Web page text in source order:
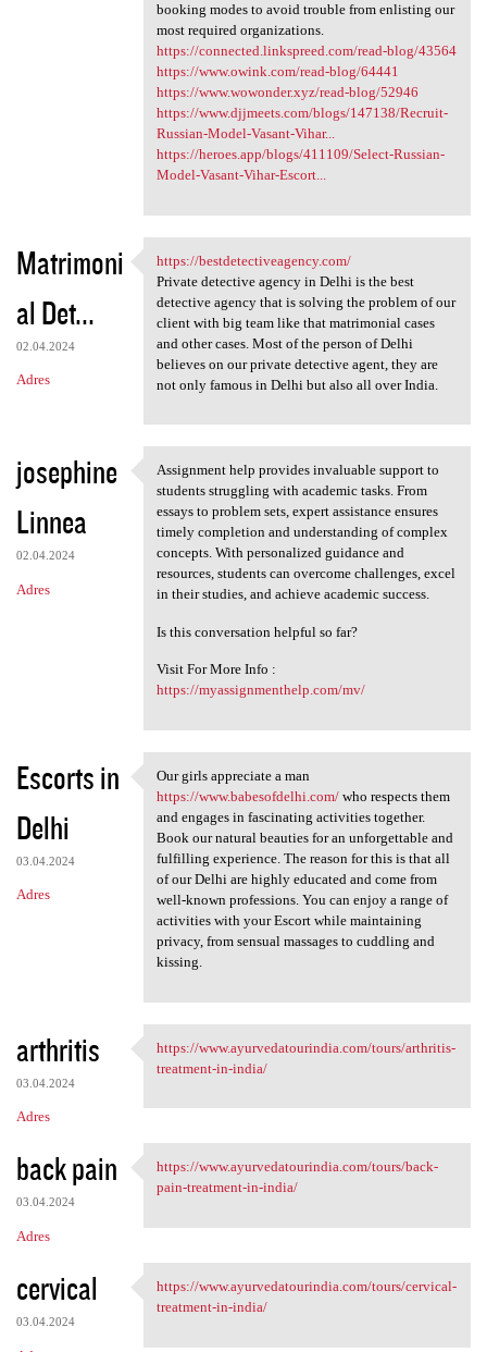
booking modes to avoid trouble from enlisting our
most required organizations.
https://connected.linkspreed.com/read-blog/43564
https://www.owink.com/read-blog/64441
https://www.wowonder.xyz/read-blog/52946
https://www.djjmeets.com/blogs/147138/Recruit-
Russian-Model-Vasant-Vihar...
https://heroes.app/blogs/411109/Select-Russian-
Model-Vasant-Vihar-Escort...
Matrimoni
al Det...
02.04.2024
Adres
https://bestdetectiveagency
https://bestdetectiveagency.com/
Private detective agency in Delhi is the best
detective agency that is solving the problem of our
client with big team like that matrimonial cases
and other cases. Most of the person of Delhi
believes on our private detective agent, they are
not only famous in Delhi but also all over India.
josephine
Linnea
02.04.2024
Adres
Assignment help provides
Assignment help provides invaluable support to
students struggling with academic tasks. From
essays to problem sets, expert assistance ensures
timely completion and understanding of complex
concepts. With personalized guidance and
resources, students can overcome challenges, excel
in their studies, and achieve academic success.
Is this conversation helpful so far?
Visit For More Info :
https://myassignmenthelp.com/mv/
Escorts in
Delhi
03.04.2024
Adres
Our girls appreciate a man
Our girls appreciate a man
https://www.babesofdelhi.com/who respects them
and engages in fascinating activities together.
Book our natural beauties for an unforgettable and
fulfilling experience. The reason for this is that all
of our Delhi are highly educated and come from
well-known professions. You can enjoy a range of
activities with your Escort while maintaining
privacy, from sensual massages to cuddling and
kissing.
arthritis
03.04.2024
Adres
https://www.ayurvedatourindia
https://www.ayurvedatourindia.com/tours/arthritis-
treatment-in-india/
back pain
03.04.2024
Adres
https://www.ayurvedatourindia
https://www.ayurvedatourindia.com/tours/back-
pain-treatment-in-india/
cervical
03.04.2024
https://www.ayurvedatourindia
https://www.ayurvedatourindia.com/tours/cervical-
treatment-in-india/